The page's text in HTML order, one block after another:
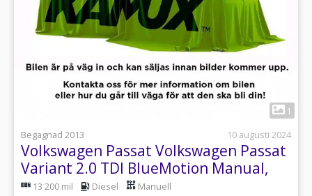
1
Begagnad 2013
10 augusti 2024
Volkswagen Passat Volkswagen Passat
Variant 2.0 TDI BlueMotion Manual,
140hp,
13 200 mil Diesel Manuell